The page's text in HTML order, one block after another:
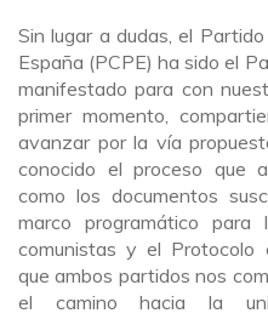
Sin lugar a dudas, el
España (PCPE) ha sido el
manifestado para con
primer momento,
avanzar por la vía
conocido el proceso que
como los documentos
marco programático
comunistas y el Protocolo
que ambos partidos nos
el camino hacia la